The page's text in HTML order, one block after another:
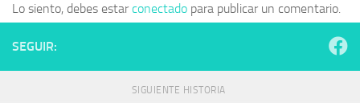
Lo siento, debes estarconectado para publicar un comentario.
SEGUIR:
SIGUIENTE HISTORIA